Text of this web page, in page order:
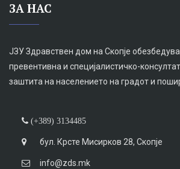
ЗА НАС
ЈЗУ Здравствен дом на Скопје
превентивна и специјалистичко-
заштита на населението на градот и
(+389) 3134485
бул. Крсте Мисирков 28, Скопје
info@zds.mk